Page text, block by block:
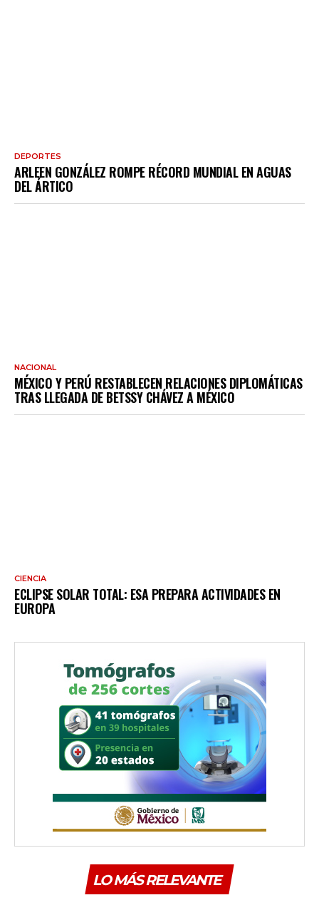
DEPORTES
ARLEEN GONZÁLEZ ROMPE RÉCORD MUNDIAL EN AGUAS
DEL ÁRTICO
NACIONAL
MÉXICO Y PERÚ RESTABLECEN RELACIONES DIPLOMÁTICAS
TRAS LLEGADA DE BETSSY CHÁVEZ A MÉXICO
CIENCIA
ECLIPSE SOLAR TOTAL: ESA PREPARA ACTIVIDADES EN
EUROPA
LO MÁS RELEVANTE